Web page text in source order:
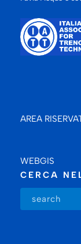
AREA
WEBGIS
CERCA